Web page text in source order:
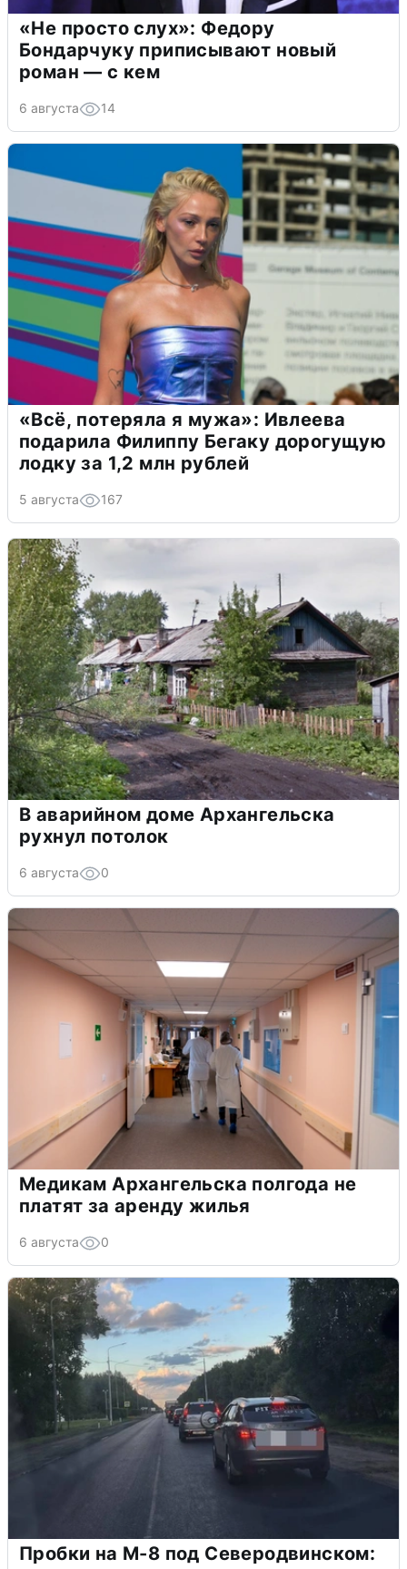
«Не просто слух»: Федору
Бондарчуку приписывают новый
роман — с кем
6 августа 14
«Всё, потеряла я мужа»: Ивлеева
подарила Филиппу Бегаку дорогущую
лодку за 1,2 млн рублей
5 августа 167
В аварийном доме Архангельска
рухнул потолок
6 августа 0
Медикам Архангельска полгода не
платят за аренду жилья
6 августа 0
Пробки на М-8 под Северодвинском: